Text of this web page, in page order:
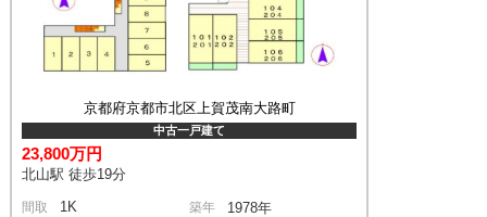
京都府京都市北区上賀茂南大路町
中古一戸建て
23,800万円
北山駅 徒歩19分
間取 1K 築年 1978年